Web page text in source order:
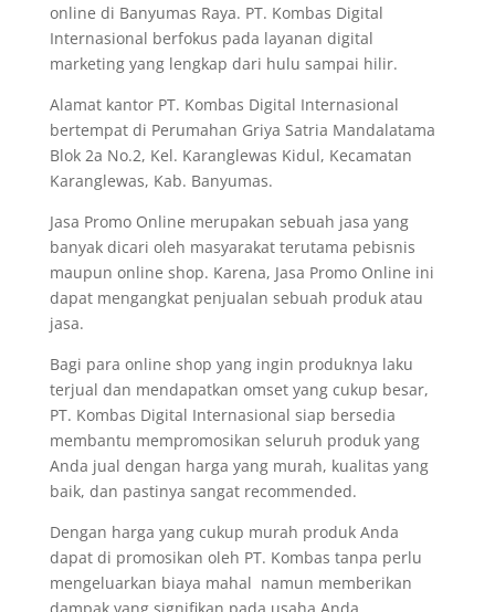
online di Banyumas Raya. PT. Kombas Digital
Internasional berfokus pada layanan digital
marketing yang lengkap dari hulu sampai hilir.
Alamat kantor PT. Kombas Digital Internasional
bertempat di Perumahan Griya Satria Mandalatama
Blok 2a No.2, Kel. Karanglewas Kidul, Kecamatan
Karanglewas, Kab. Banyumas.
Jasa Promo Online merupakan sebuah jasa yang
banyak dicari oleh masyarakat terutama pebisnis
maupun online shop. Karena, Jasa Promo Online ini
dapat mengangkat penjualan sebuah produk atau
jasa.
Bagi para online shop yang ingin produknya laku
terjual dan mendapatkan omset yang cukup besar,
PT. Kombas Digital Internasional siap bersedia
membantu mempromosikan seluruh produk yang
Anda jual dengan harga yang murah, kualitas yang
baik, dan pastinya sangat recommended.
Dengan harga yang cukup murah produk Anda
dapat di promosikan oleh PT. Kombas tanpa perlu
mengeluarkan biaya mahal namun memberikan